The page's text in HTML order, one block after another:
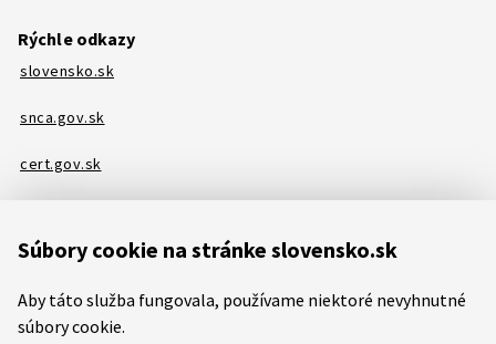
Súbory cookie na stránke slovensko.sk
Aby táto služba fungovala, používame niektoré nevyhnutné
súbory cookie.
Rýchle odkazy
slovensko.sk
snca.gov.sk
cert.gov.sk
Podpora
Vyhľadávanie